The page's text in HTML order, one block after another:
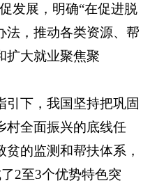
发展，明确“在促进脱
法，推动各类资源、帮
扩大就业聚焦聚
引下，我国坚持把巩固
村全面振兴的底线任
的监测和帮扶体系，
2至3个优势特色突